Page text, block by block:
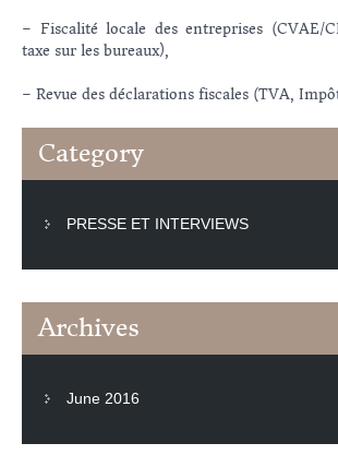
– Fiscalité locale des entreprises (CVAE/
taxe sur les bureaux),
– Revue des déclarations fiscales (TVA,
Category
PRESSE ET INTERVIEWS
Archives
June 2016